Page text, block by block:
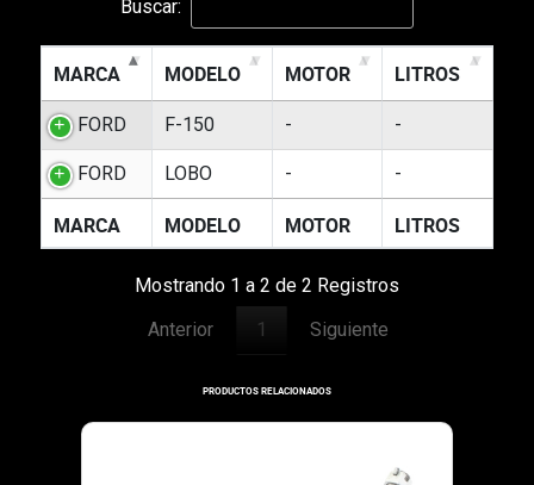
Buscar:
MARCA MODELO MOTOR LITROS
FORD F-150 - -
FORD LOBO - -
MARCA MODELO MOTOR LITROS
Mostrando 1 a 2 de 2 Registros
Anterior
1 Siguiente
PRODUCTOS RELACIONADOS